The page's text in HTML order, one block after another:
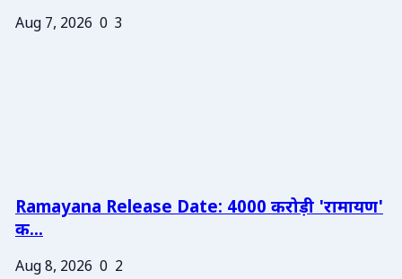
Aug 7, 2026 0 3
Ramayana Release Date: 4000 करोड़ी 'रामायण'
क...
Aug 8, 2026 0 2